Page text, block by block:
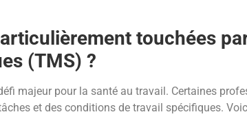
touchées
(TMS) ?
majeur pour la santé au travail. Certaines
et des conditions de travail spécifiques.